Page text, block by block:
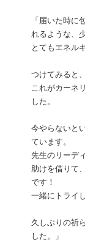
「届いた時に
れるような、
とてもエネル
つけてみると
これがカーネ
した。
今やらないと
ています。
先生のリーデ
助けを借りて
です！
一緒にトライ
久しぶりの祈
した。」